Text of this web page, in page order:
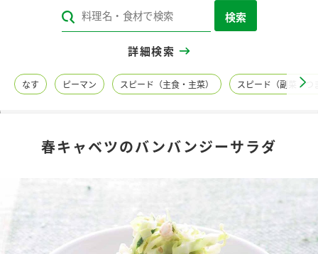
レシピカテゴリ一覧
レシピ名特集
商品情報
調味酢
新商品一覧
検索
詳細検索
なす ピーマン スピード（主食・主菜） スピード（副菜・つ
春キャベツのバンバンジーサラダ